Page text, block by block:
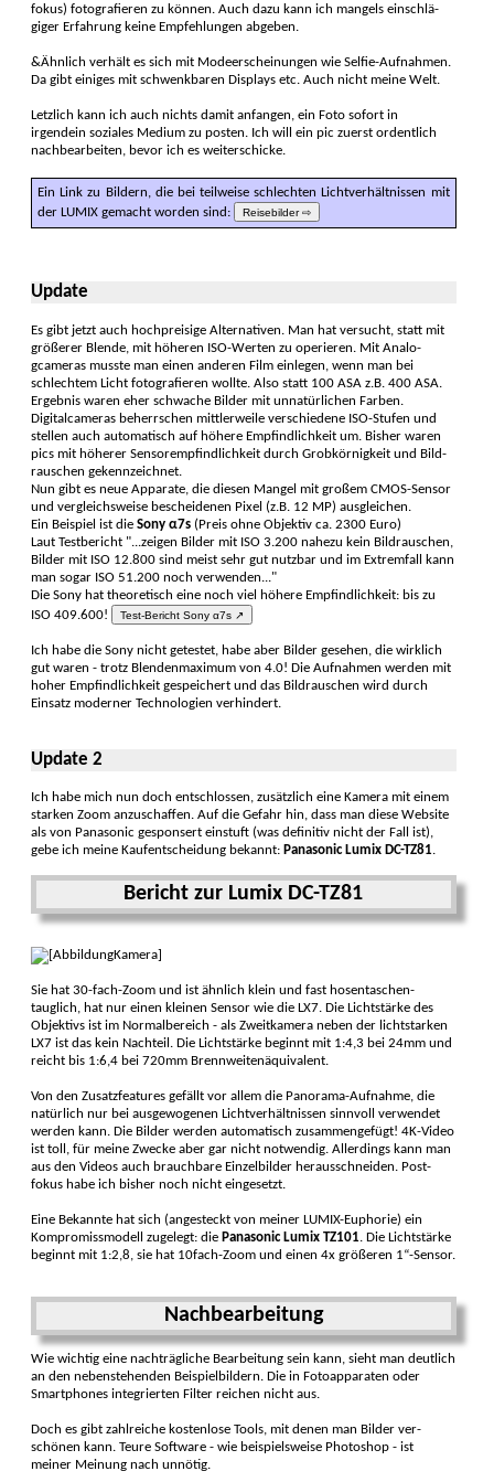
fokus) foto­grafieren zu können. Auch dazu kann ich mangels einschlä­
giger Er­fahrung keine Empfeh­lungen abgeben.
&Ähnlich verhält es sich mit Mode­erschei­nungen wie Selfie-Auf­nahmen.
Da gibt einiges mit schwenk­baren Dis­plays etc. Auch nicht meine Welt.
Letzlich kann ich auch nichts damit an­fangen, ein Foto sofort in
irgendein soziales Medium zu posten. Ich will ein pic zuerst or­dent­lich
nach­bear­beiten, bevor ich es weiterschicke.
Ein Link zu Bildern, die bei teilweise schlech­ten Licht­verhältnissen mit
der LUMIX gemacht worden sind:
Reisebilder ⇨
Update
Es gibt jetzt auch hoch­preisige Alter­nativen. Man hat ver­sucht, statt mit
größerer Blende, mit höheren ISO-Werten zu operieren. Mit Analo­
gcameras musste man einen anderen Film einlegen, wenn man bei
schlechtem Licht foto­grafieren wollte. Also statt 100 ASA z.B. 400 ASA.
Ergebnis waren eher schwache Bilder mit unnatür­lichen Farben.
Digitalcameras beherrschen mittler­weile verschiedene ISO-Stufen und
stellen auch automatisch auf hö­here Empfind­lichkeit um. Bisher waren
pics mit höherer Sensor­empfindlichkeit durch Grob­körnig­keit und Bild­
rauschen gekenn­zeichnet.
Nun gibt es neue Apparate, die diesen Mangel mit großem CMOS-Sensor
und vergleich­sweise bescheidenen Pixel (z.B. 12 MP) ausgleichen.
Ein Beispiel ist die Sony α7s (Preis ohne Objektiv ca. 2300 Euro)
Laut Testbericht "...zeigen Bilder mit ISO 3.200 nahezu kein Bildrauschen,
Bilder mit ISO 12.800 sind meist sehr gut nutz­bar und im Extrem­fall kann
man sogar ISO 51.200 noch verwenden..."
Die Sony hat theoretisch eine noch viel höhere Empfind­lichkeit: bis zu
ISO 409.600!
Test-Bericht Sony α7s ↗
Ich habe die Sony nicht getestet, habe aber Bilder ge­sehen, die wirklich
gut waren - trotz Blenden­maximum von 4.0! Die Auf­nahmen werden mit
hoher Empfind­lichkeit gespei­chert und das Bild­rauschen wird durch
Einsatz moderner Techno­logien ver­hindert.
Update 2
Ich habe mich nun doch entschlossen, zusätz­lich eine Kamera mit einem
star­ken Zoom anzu­schaffen. Auf die Gefahr hin, dass man diese Website
als von Pana­sonic gespon­sert einstuft (was definitiv nicht der Fall ist),
gebe ich meine Kauf­ent­scheidung be­kannt: Panasonic Lumix DC-TZ81.
Bericht zur Lumix DC-TZ81
Sie hat 30-fach-Zoom und ist ähnlich klein und fast hosen­taschen­
tauglich, hat nur einen kleinen Sensor wie die LX7. Die Licht­stärke des
Objektivs ist im Normalbereich - als Zweitkamera neben der lichtstarken
LX7 ist das kein Nach­teil. Die Licht­stärke beginnt mit 1:4,3 bei 24mm und
reicht bis 1:6,4 bei 720mm Brenn­weiten­äquivalent.
Von den Zusatzfeatures gefällt vor allem die Pano­rama-Auf­nahme, die
natürlich nur bei ausge­wogenen Licht­verhält­nissen sinn­voll ver­wendet
werden kann. Die Bilder werden auto­matisch zusammen­gefügt! 4K-Video
ist toll, für meine Zwecke aber gar nicht not­wendig. Aller­dings kann man
aus den Videos auch brauchbare Einzel­bilder heraus­schneiden. Post­
fokus habe ich bisher noch nicht einge­setzt.
Eine Bekannte hat sich (angesteckt von meiner LUMIX-Euphorie) ein
Kompromiss­modell zugelegt: die Panasonic Lumix TZ101. Die Licht­stärke
beginnt mit 1:2,8, sie hat 10fach-Zoom und einen 4x größeren 1“-Sensor.
Nachbearbeitung
Wie wichtig eine nach­trägliche Bear­bei­tung sein kann, sieht man deutlich
an den neben­stehenden Beispiel­bildern. Die in Foto­apparaten oder
Smart­phones inte­grierten Filter reichen nicht aus.
Doch es gibt zahl­reiche kosten­lose Tools, mit denen man Bilder ver­
schönen kann. Teure Software - wie beispiels­weise Photo­shop - ist
meiner Mei­nung nach un­nötig.